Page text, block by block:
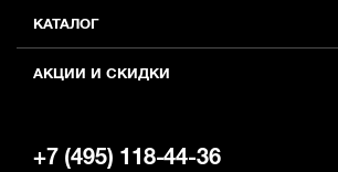
КАТАЛОГ
АКЦИИ И СКИДКИ
+7 (495) 118-44-36